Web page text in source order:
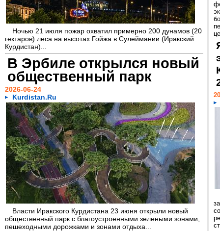
Ночью 21 июля пожар охватил примерно 200 дунамов (20
гектаров) леса на высотах Гойжа в Сулеймании (Иракский
Курдистан)...
В Эрбиле открылся новый
общественный парк
2026-06-24
Kurdistan.Ru
Власти Иракского Курдистана 23 июня открыли новый
общественный парк с благоустроенными зелеными зонами,
пешеходными дорожками и зонами отдыха...